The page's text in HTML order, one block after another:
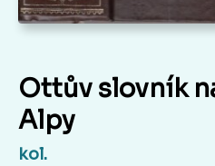
Ottův slovník
Alpy
kol.